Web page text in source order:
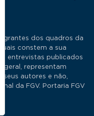
dos quadros da
constem a sua
entrevistas publicados
geral, representam
seus autores e não,
da FGV. Portaria FGV